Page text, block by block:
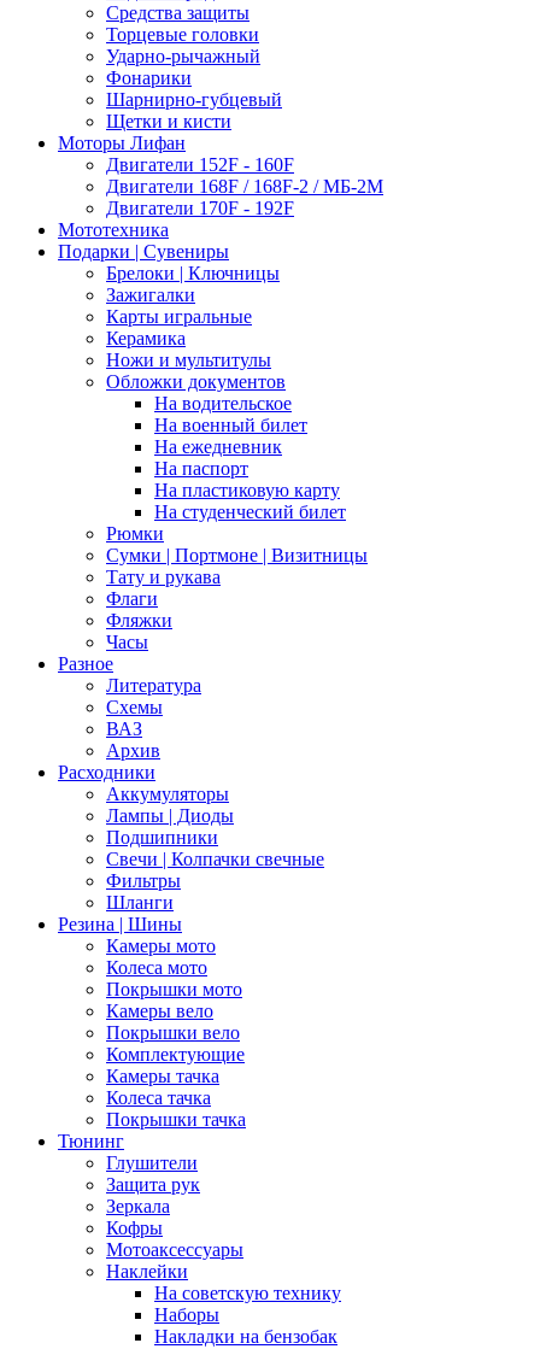
Средства защиты
Торцевые головки
Ударно-рычажный
Фонарики
Шарнирно-губцевый
Щетки и кисти
Моторы Лифан
Двигатели 152F - 160F
Двигатели 168F / 168F-2 / МБ-2М
Двигатели 170F - 192F
Мототехника
Подарки | Сувениры
Брелоки | Ключницы
Зажигалки
Карты игральные
Керамика
Ножи и мультитулы
Обложки документов
На водительское
На военный билет
На ежедневник
На паспорт
На пластиковую карту
На студенческий билет
Рюмки
Сумки | Портмоне | Визитницы
Тату и рукава
Флаги
Фляжки
Часы
Разное
Литература
Схемы
ВАЗ
Архив
Расходники
Аккумуляторы
Лампы | Диоды
Подшипники
Свечи | Колпачки свечные
Фильтры
Шланги
Резина | Шины
Камеры мото
Колеса мото
Покрышки мото
Камеры вело
Покрышки вело
Комплектующие
Камеры тачка
Колеса тачка
Покрышки тачка
Тюнинг
Глушители
Защита рук
Зеркала
Кофры
Мотоаксессуары
Наклейки
На советскую технику
Наборы
Накладки на бензобак